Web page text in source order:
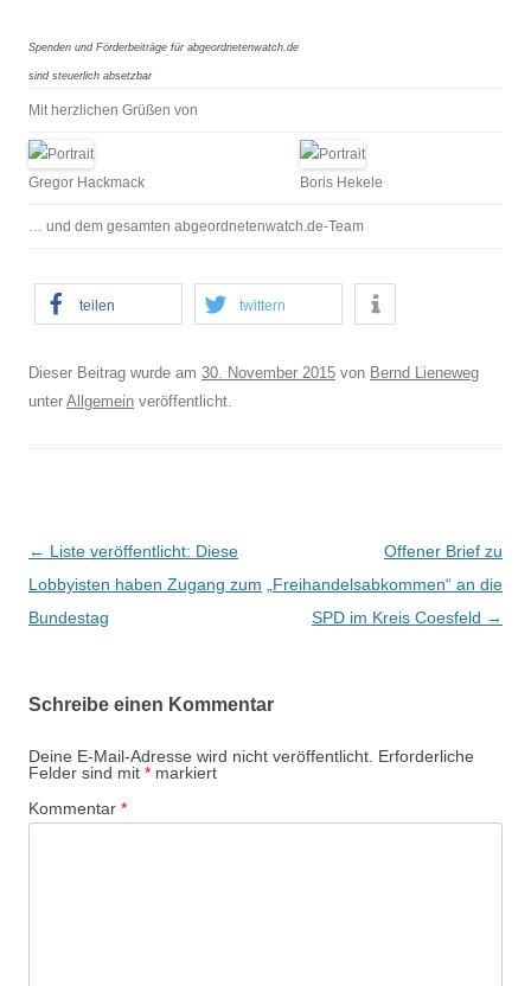
Spenden und Förderbeiträge für abgeordnetenwatch.de
sind steuerlich absetzbar
Mit herzlichen Grüßen von
Gregor Hackmack Boris Hekele
… und dem gesamten abgeordnetenwatch.de-Team
teilen twittern
Dieser Beitrag wurde am 30. November 2015 von Bernd Lieneweg
unter Allgemein veröffentlicht.
B
e
i
a
g
s
-
← Liste veröffentlicht: Diese
Lobbyisten haben Zugang zum
Bundestag
Offener Brief zu
„Freihandelsabkommen“ an die
SPD im Kreis Coesfeld →
Schreibe einen Kommentar
Deine E-Mail-Adresse wird nicht veröffentlicht. Erforderliche
Felder sind mit * markiert
Kommentar *